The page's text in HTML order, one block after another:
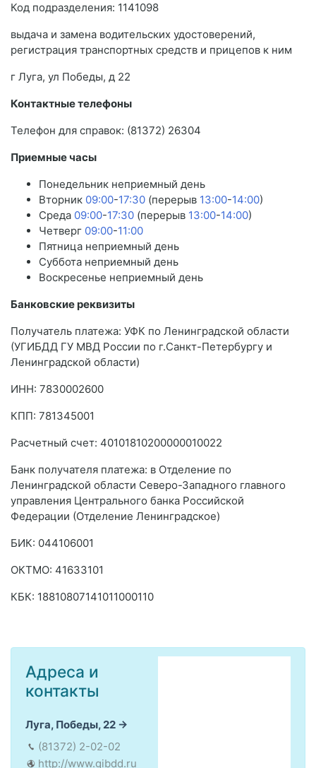
Код подразделения: 1141098
выдача и замена водительских удостоверений,
регистрация транспортных средств и прицепов к ним
г Луга, ул Победы, д 22
Контактные телефоны
Телефон для справок: (81372) 26304
Приемные часы
Понедельник неприемный день
Вторник 09:00-17:30 (перерыв 13:00-14:00)
Среда 09:00-17:30 (перерыв 13:00-14:00)
Четверг 09:00-11:00
Пятница неприемный день
Суббота неприемный день
Воскресенье неприемный день
Банковские реквизиты
Получатель платежа: УФК по Ленинградской области
(УГИБДД ГУ МВД России по г.Санкт-Петербургу и
Ленинградской области)
ИНН: 7830002600
КПП: 781345001
Расчетный счет: 40101810200000010022
Банк получателя платежа: в Отделение по
Ленинградской области Северо-Западного главного
управления Центрального банка Российской
Федерации (Отделение Ленинградское)
БИК: 044106001
ОКТMО: 41633101
КБК: 18810807141011000110
Адреса и
контакты
Луга, Победы, 22
(81372) 2-02-02
http://www.gibdd.ru